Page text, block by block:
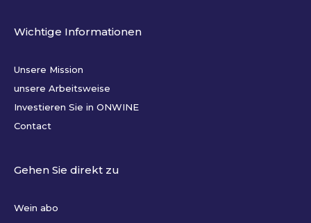
Wichtige Informationen
Unsere Mission
unsere Arbeitsweise
Investieren Sie in ONWINE
Contact
Gehen Sie direkt zu
Wein abo